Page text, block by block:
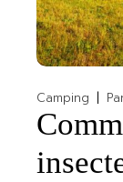
Camping